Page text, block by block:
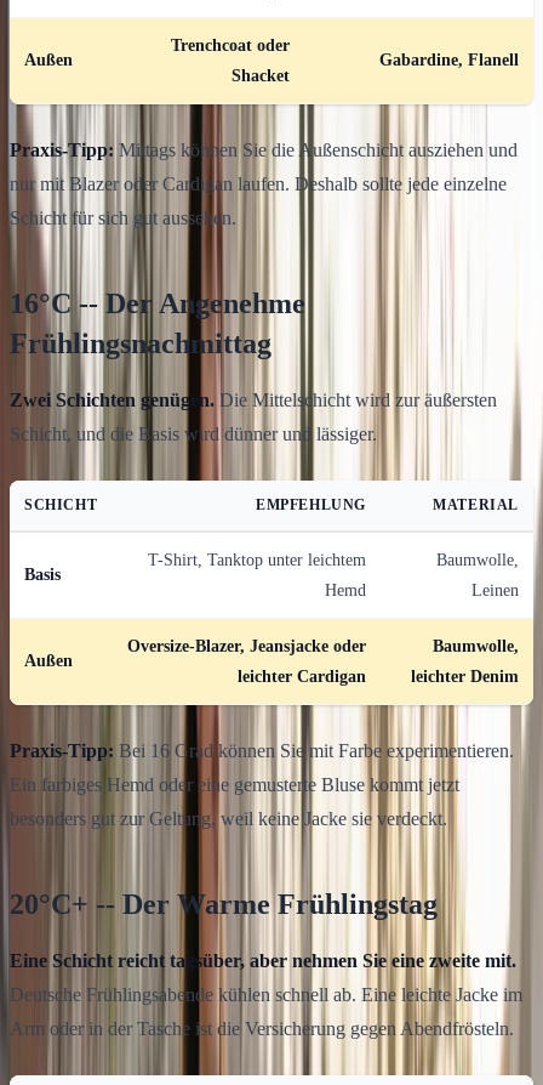
Außen
Trenchcoat oder
Shacket
Gabardine, Flanell
Praxis-Tipp: Mittags können Sie die Außenschicht ausziehen und
nur mit Blazer oder Cardigan laufen. Deshalb sollte jede einzelne
Schicht für sich gut aussehen.
16°C -- Der Angenehme
Frühlingsnachmittag
Zwei Schichten genügen. Die Mittelschicht wird zur äußersten
Schicht, und die Basis wird dünner und lässiger.
SCHICHT EMPFEHLUNG MATERIAL
Basis
T-Shirt, Tanktop unter leichtem
Hemd
Baumwolle,
Leinen
Außen
Oversize-Blazer, Jeansjacke oder
leichter Cardigan
Baumwolle,
leichter Denim
Praxis-Tipp: Bei 16 Grad können Sie mit Farbe experimentieren.
Ein farbiges Hemd oder eine gemusterte Bluse kommt jetzt
besonders gut zur Geltung, weil keine Jacke sie verdeckt.
20°C+ -- Der Warme Frühlingstag
Eine Schicht reicht tagsüber, aber nehmen Sie eine zweite mit.
Deutsche Frühlingsabende kühlen schnell ab. Eine leichte Jacke im
Arm oder in der Tasche ist die Versicherung gegen Abendfrösteln.